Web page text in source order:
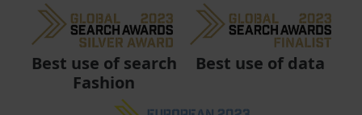
Best use of search
Fashion
Best use of data